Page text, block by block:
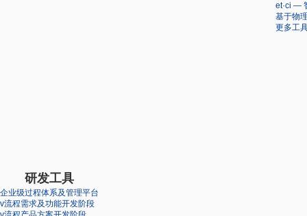
et·ci —
基于物
更多工
研发工具
企业级过程体系及管理平台
v流程需求及功能开发阶段